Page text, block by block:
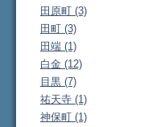
田原町 (3)
田町 (3)
田端 (1)
白金 (12)
目黒 (7)
祐天寺 (1)
神保町 (1)